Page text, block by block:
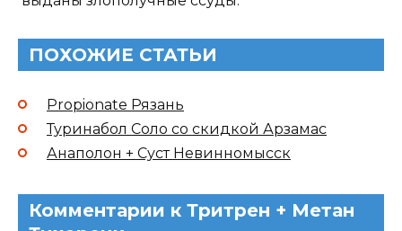
ПОХОЖИЕ СТАТЬИ
Propionate Рязань
Туринабол Соло со скидкой Арзамас
Анаполон + Суст Невинномысск
Комментарии к Тритрен + Метан